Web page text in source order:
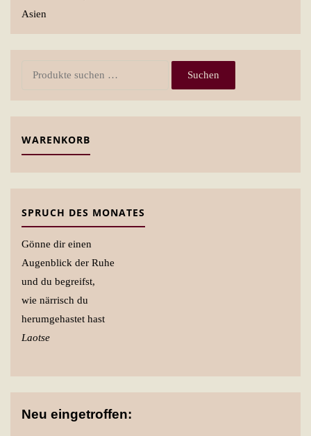
Suchen
Suchen
WARENKORB
SPRUCH DES MONATES
Gönne dir einen
Augenblick der Ruhe
und du begreifst,
wie närrisch du
herumgehastet hast
Laotse
Neu eingetroffen: